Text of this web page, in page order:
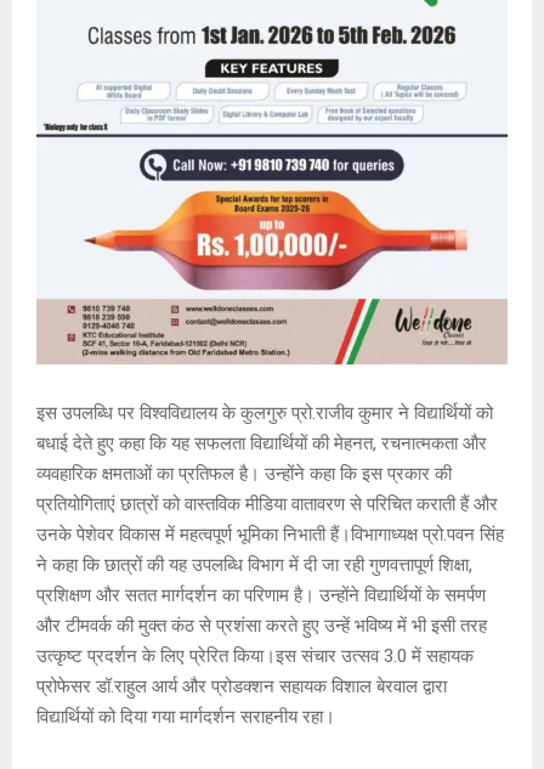
इस उपलब्धि पर विश्वविद्यालय के कुलगुरु प्रो.राजीव कुमार ने विद्यार्थियों को
बधाई देते हुए कहा कि यह सफलता विद्यार्थियों की मेहनत, रचनात्मकता और
व्यवहारिक क्षमताओं का प्रतिफल है। उन्होंने कहा कि इस प्रकार की
प्रतियोगिताएं छात्रों को वास्तविक मीडिया वातावरण से परिचित कराती हैं और
उनके पेशेवर विकास में महत्वपूर्ण भूमिका निभाती हैं।विभागाध्यक्ष प्रो.पवन सिंह
ने कहा कि छात्रों की यह उपलब्धि विभाग में दी जा रही गुणवत्तापूर्ण शिक्षा,
प्रशिक्षण और सतत मार्गदर्शन का परिणाम है। उन्होंने विद्यार्थियों के समर्पण
और टीमवर्क की मुक्त कंठ से प्रशंसा करते हुए उन्हें भविष्य में भी इसी तरह
उत्कृष्ट प्रदर्शन के लिए प्रेरित किया।इस संचार उत्सव 3.0 में सहायक
प्रोफेसर डॉ.राहुल आर्य और प्रोडक्शन सहायक विशाल बेरवाल द्वारा
विद्यार्थियों को दिया गया मार्गदर्शन सराहनीय रहा।